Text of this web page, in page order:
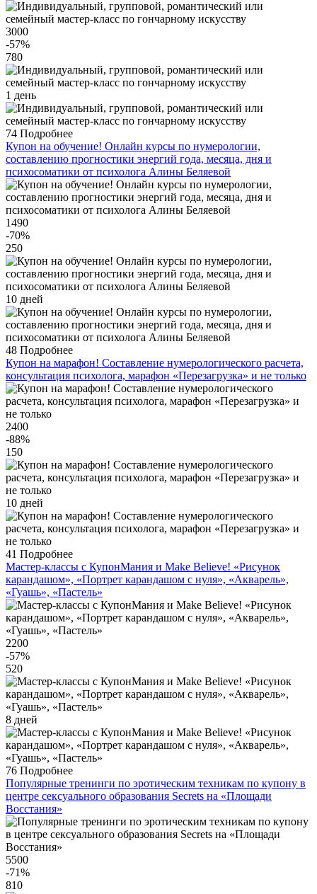
3000
-57%
780
1 день
74 Подробнее
Купон на обучение! Онлайн курсы по нумерологии,
составлению прогностики энергий года, месяца, дня и
психосоматики от психолога Алины Беляевой
1490
-70%
250
10 дней
48 Подробнее
Купон на марафон! Составление нумерологического расчета,
консультация психолога, марафон «Перезагрузка» и не только
2400
-88%
150
10 дней
41 Подробнее
Мастер-классы с КупонМания и Make Believe! «Рисунок
карандашом», «Портрет карандашом с нуля», «Акварель»,
«Гуашь», «Пастель»
2200
-57%
520
8 дней
76 Подробнее
Популярные тренинги по эротическим техникам по купону в
центре сексуального образования Secrets на «Площади
Восстания»
5500
-71%
810